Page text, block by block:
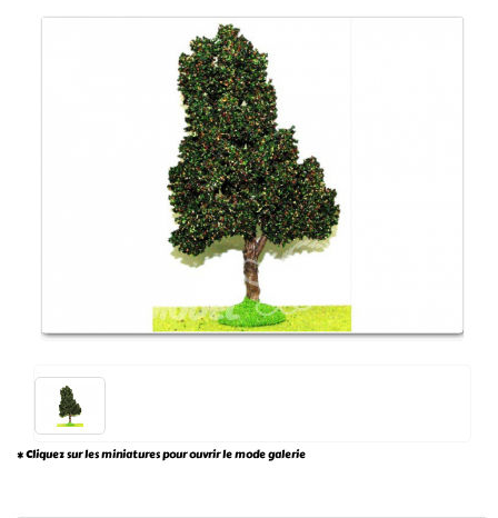
* Cliquez sur les miniatures pour ouvrir le mode galerie